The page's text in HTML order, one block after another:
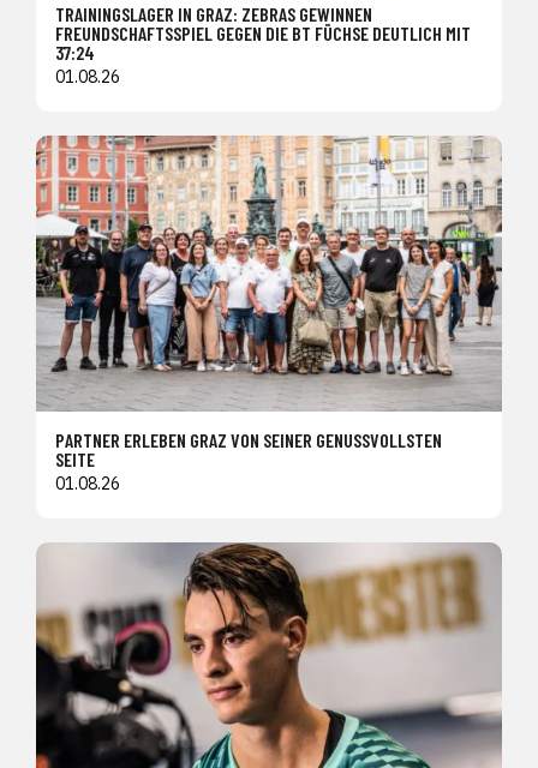
TRAININGSLAGER IN GRAZ: ZEBRAS GEWINNEN
FREUNDSCHAFTSSPIEL GEGEN DIE BT FÜCHSE DEUTLICH MIT
37:24
01.08.26
PARTNER ERLEBEN GRAZ VON SEINER GENUSSVOLLSTEN
SEITE
01.08.26